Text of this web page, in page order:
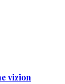
vizion